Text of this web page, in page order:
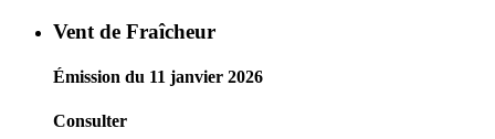
Vent de Fraîcheur
Émission du 11 janvier 2026
Consulter